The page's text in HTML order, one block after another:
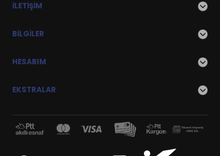
İLETIŞIM
BILGILER
HESABIM
EKSTRALAR